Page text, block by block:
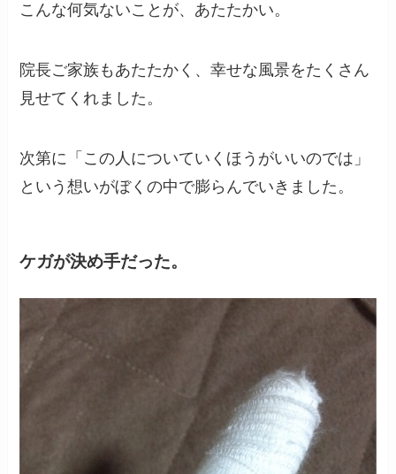
こんな何気ないことが、あたたかい。
院長ご家族もあたたかく、幸せな風景をたくさん
見せてくれました。
次第に「この人についていくほうがいいのでは」
という想いがぼくの中で膨らんでいきました。
ケガが決め手だった。